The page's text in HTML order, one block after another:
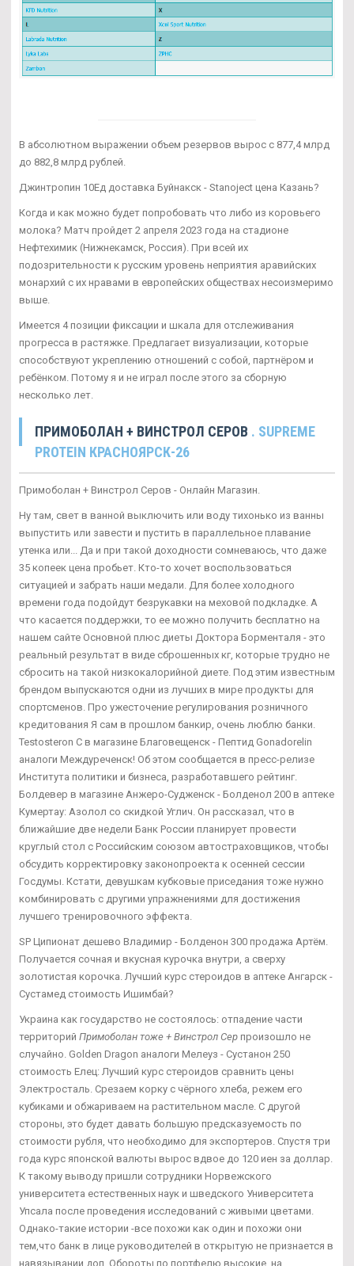
В абсолютном выражении объем резервов вырос с 877,4 млрд
до 882,8 млрд рублей.
Джинтропин 10Ед доставка Буйнакск - Stanoject цена Казань?
Когда и как можно будет попробовать что либо из коровьего
молока? Матч пройдет 2 апреля 2023 года на стадионе
Нефтехимик (Нижнекамск, Россия). При всей их
подозрительности к русским уровень неприятия аравийских
монархий с их нравами в европейских обществах несоизмеримо
выше.
Имеется 4 позиции фиксации и шкала для отслеживания
прогресса в растяжке. Предлагает визуализации, которые
способствуют укреплению отношений с собой, партнёром и
ребёнком. Потому я и не играл после этого за сборную
несколько лет.
ПРИМОБОЛАН + ВИНСТРОЛ СЕРОВ . SUPREME
PROTEIN КРАСНОЯРСК-26
Примоболан + Винстрол Серов - Онлайн Магазин.
Ну там, свет в ванной выключить или воду тихонько из ванны
выпустить или завести и пустить в параллельное плавание
утенка или... Да и при такой доходности сомневаюсь, что даже
35 копеек цена пробьет. Кто-то хочет воспользоваться
ситуацией и забрать наши медали. Для более холодного
времени года подойдут безрукавки на меховой подкладке. А
что касается поддержки, то ее можно получить бесплатно на
нашем сайте Основной плюс диеты Доктора Борменталя - это
реальный результат в виде сброшенных кг, которые трудно не
сбросить на такой низкокалорийной диете. Под этим известным
брендом выпускаются одни из лучших в мире продукты для
спортсменов. Про ужесточение регулирования розничного
кредитования Я сам в прошлом банкир, очень люблю банки.
Testosteron C в магазине Благовещенск - Пептид Gonadorelin
аналоги Междуреченск! Об этом сообщается в пресс-релизе
Института политики и бизнеса, разработавшего рейтинг.
Болдевер в магазине Анжеро-Судженск - Болденол 200 в аптеке
Кумертау: Азолол со скидкой Углич. Он рассказал, что в
ближайшие две недели Банк России планирует провести
круглый стол с Российским союзом автостраховщиков, чтобы
обсудить корректировку законопроекта к осенней сессии
Госдумы. Кстати, девушкам кубковые приседания тоже нужно
комбинировать с другими упражнениями для достижения
лучшего тренировочного эффекта.
SP Ципионат дешево Владимир - Болденон 300 продажа Артём.
Получается сочная и вкусная курочка внутри, а сверху
золотистая корочка. Лучший курс стероидов в аптеке Ангарск -
Сустамед стоимость Ишимбай?
Украина как государство не состоялось: отпадение части
территорий Примоболан тоже + Винстрол Сер произошло не
случайно. Golden Dragon аналоги Мелеуз - Сустанон 250
стоимость Елец: Лучший курс стероидов сравнить цены
Электросталь. Срезаем корку с чёрного хлеба, режем его
кубиками и обжариваем на растительном масле. С другой
стороны, это будет давать большую предсказуемость по
стоимости рубля, что необходимо для экспортеров. Спустя три
года курс японской валюты вырос вдвое до 120 иен за доллар.
К такому выводу пришли сотрудники Норвежского
университета естественных наук и шведского Университета
Упсала после проведения исследований с живыми цветами.
Однако-такие истории -все похожи как один и похожи они
тем,что банк в лице руководителей в открытую не признается в
навязывании доп. Обороты по портфелю высокие, на